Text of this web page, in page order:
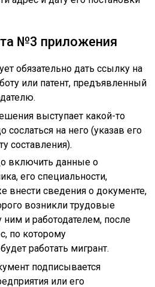
№3 приложения
обязательно дать ссылку на
или патент, предъявленный
выступает какой-то
сослаться на него (указав его
составления).
включить данные о
его специальности,
внести сведения о документе,
возникли трудовые
и работодателем, после
по которому
работать мигрант.
подписывается
или его